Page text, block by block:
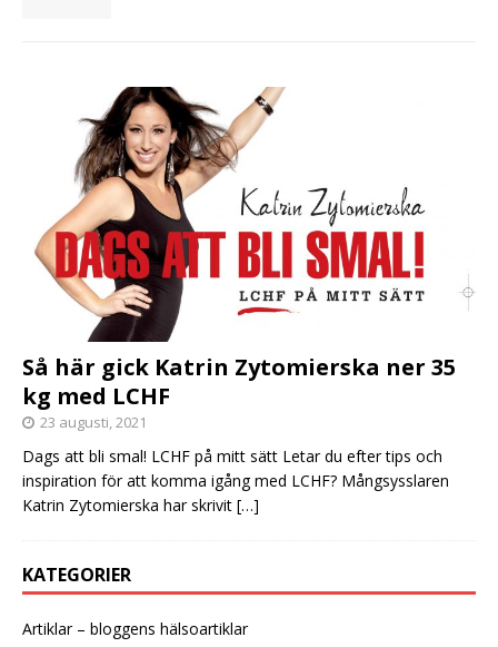
Så här gick Katrin Zytomierska ner 35
kg med LCHF
23 augusti, 2021
Dags att bli smal! LCHF på mitt sätt Letar du efter tips och
inspiration för att komma igång med LCHF? Mångsysslaren
Katrin Zytomierska har skrivit […]
KATEGORIER
Artiklar – bloggens hälsoartiklar